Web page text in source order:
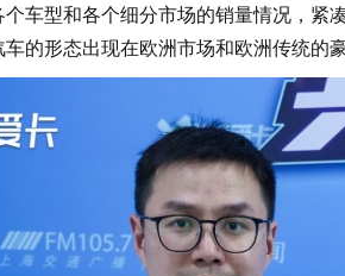
车型和各个细分市场的销量情况，紧
的形态出现在欧洲市场和欧洲传统的